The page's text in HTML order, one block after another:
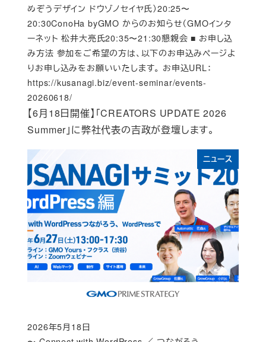
【6月18日開催】「CREATORS UPDATE 2026
Summer」に弊社代表の吉政が登壇します。
めぞうデザイン ドウゾノセイヤ氏）20:25〜
20:30ConoHa byGMO からのお知らせ（GMOインタ
ーネット 松井大亮氏20:35〜21:30懇親会 ■ お申し込
み方法 参加をご希望の方は、以下のお申込みページよ
りお申し込みをお願いいたします。 お申込URL：
https://kusanagi.biz/event-seminar/events-
20260618/
ニュース
Published
2026年5月18日